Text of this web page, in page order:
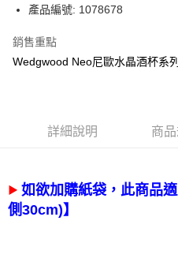
產品編號: 1078678
銷售重點
Wedgwood Neo尼歐水晶酒杯系
詳細說明 商
▶ 如欲加購紙袋，此商品適
側30cm)】